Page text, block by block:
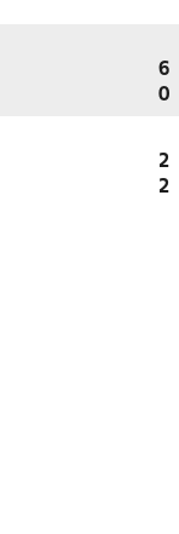
6
0
2
2